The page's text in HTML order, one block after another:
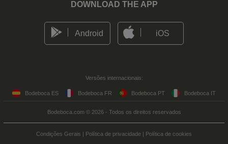
DOWNLOAD THE APP
Android iOS
Versões internacionais:
Bodeboca ES Bodeboca FR Bodeboca PT Bodeboca IT
Bodeboca.com © 2026 - Todos os direitos reservados
Condições Gerais | Política de privacidade | Política de cookies